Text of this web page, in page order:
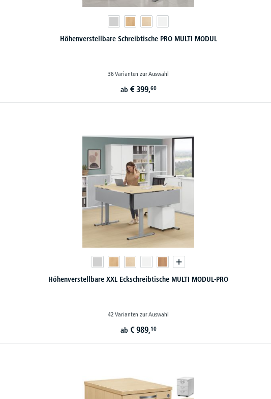
Höhenverstellbare Schreibtische PRO MULTI MODUL
36 Varianten zur Auswahl
ab € 399,60
Höhenverstellbare XXL Eckschreibtische MULTI MODUL-PRO
42 Varianten zur Auswahl
ab € 989,10